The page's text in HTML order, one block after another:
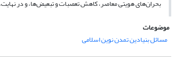
بحران‌های هویتی معاصر، کاهش تعصبات و تبعیض‌ها، و در
موضوعات
مسائل بنیادین تمدن نوین اسلامی